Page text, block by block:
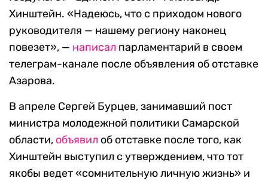
Хинштейн. «Надеюсь, что с приходом нового
руководителя — нашему региону наконец
повезет», — написал парламентарий в своем
телеграм-канале после объявления об отставке
Азарова.
В апреле Сергей Бурцев, занимавший пост
министра молодежной политики Самарской
области, объявил об отставке после того, как
Хинштейн выступил с утверждением, что тот
якобы ведет «сомнительную личную жизнь» и